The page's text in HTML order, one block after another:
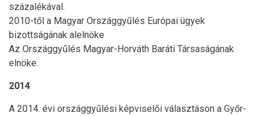
százalékával.
2010-től a Magyar Országgyűlés Európai ügyek
bizottságának alelnöke
Az Országgyűlés Magyar-Horváth Baráti Társaságának
elnöke.
2014
A 2014. évi országgyűlési képviselői választáson a Győr-